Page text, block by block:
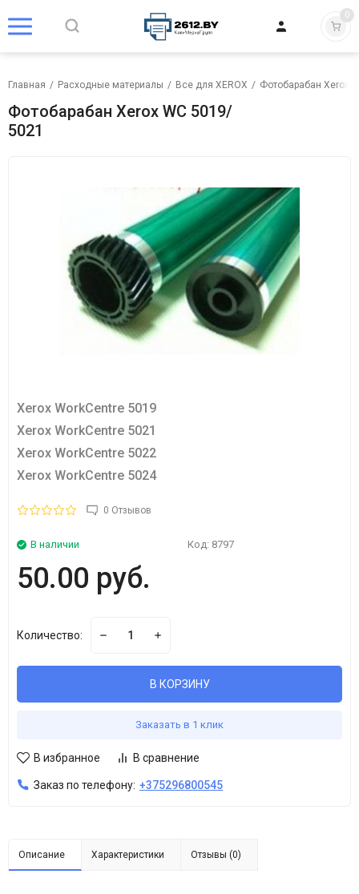
0
Главная / Расходные материалы / Все для XEROX / Фотобарабан Xerox
Фотобарабан Xerox WC 5019/
5021
Xerox WorkCentre 5019
Xerox WorkCentre 5021
Xerox WorkCentre 5022
Xerox WorkCentre 5024
0 Отзывов
В наличии Код: 8797
50.00 руб.
Количество:
В КОРЗИНУ
Заказать в 1 клик
В избранное В сравнение
Заказ по телефону: +375296800545
Описание Характеристики Отзывы (0)